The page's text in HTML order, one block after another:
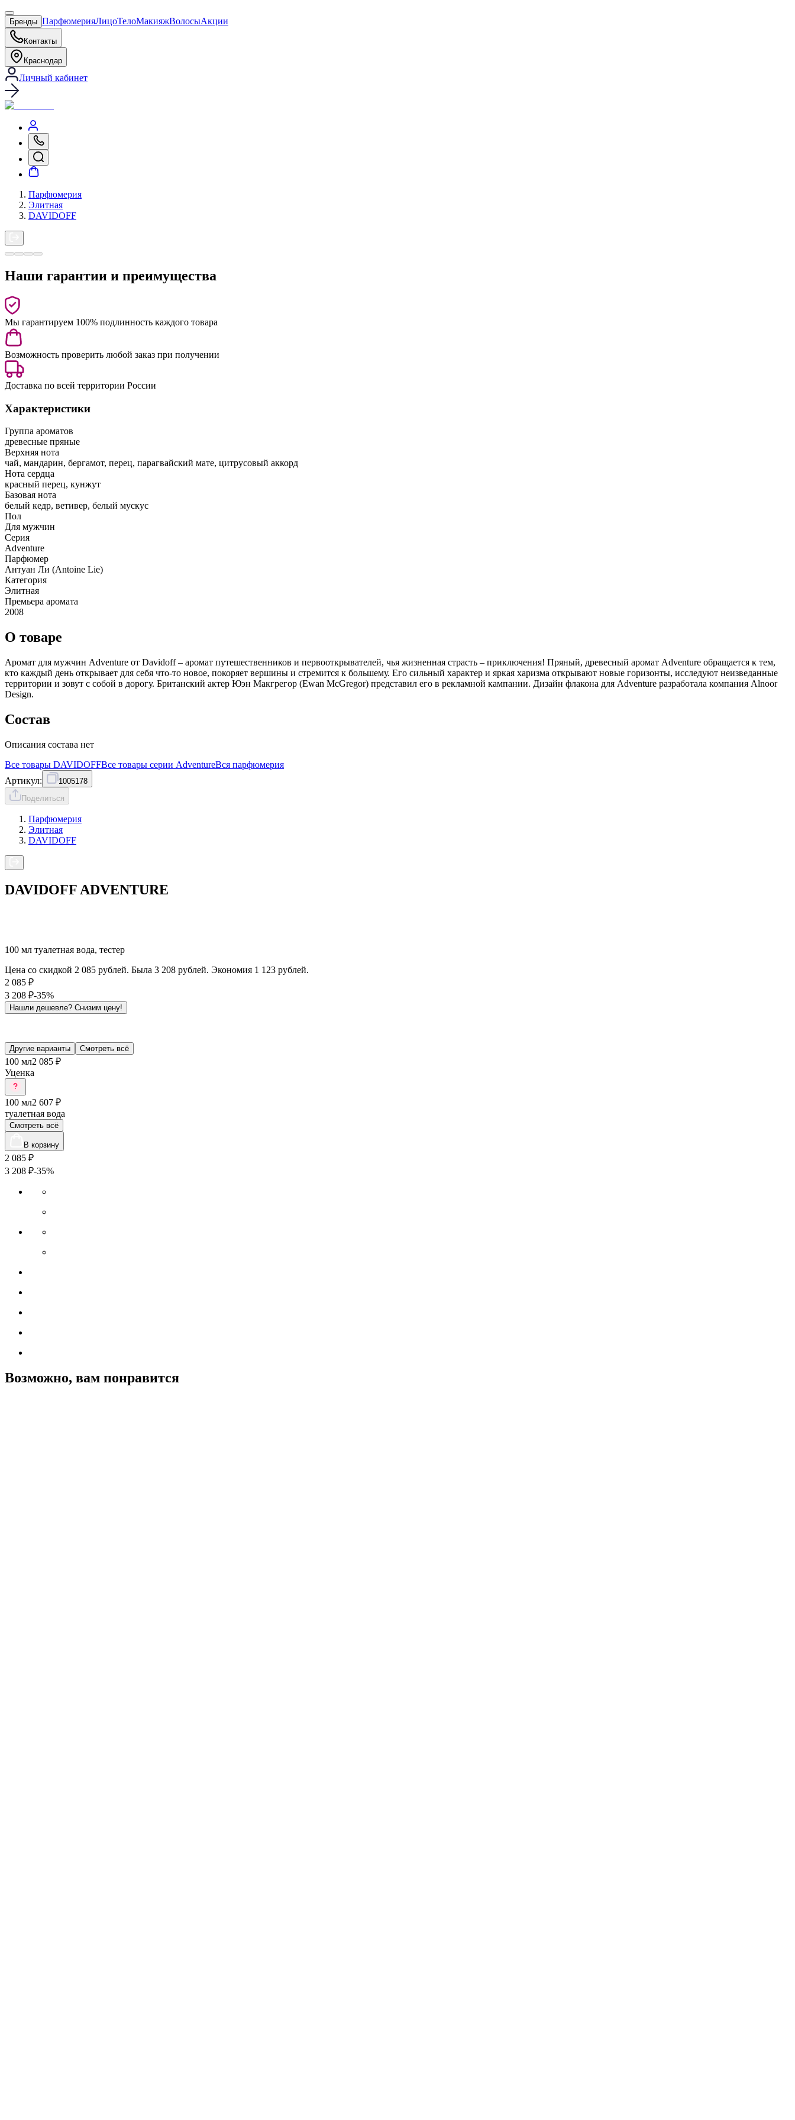
Бренды ПарфюмерияЛицоТелоМакияжВолосыАкции
Контакты
Краснодар
Личный кабинет
Парфюмерия
Элитная
DAVIDOFF
Наши гарантии и преимущества
Мы гарантируем 100% подлинность каждого товара
Возможность проверить любой заказ при получении
Доставка по всей территории России
Характеристики
Группа ароматов
древесные пряные
Верхняя нота
чай, мандарин, бергамот, перец, парагвайский мате, цитрусовый аккорд
Нота сердца
красный перец, кунжут
Базовая нота
белый кедр, ветивер, белый мускус
Пол
Для мужчин
Серия
Adventure
Парфюмер
Антуан Ли (Antoine Lie)
Категория
Элитная
Премьера аромата
2008
О товаре
Аромат для мужчин Adventure от Davidoff – аромат путешественников и первооткрывателей, чья жизненная страсть – приключения! Пряный, древесный аромат Adventure обращается к тем,
кто каждый день открывает для себя что-то новое, покоряет вершины и стремится к большему. Его сильный характер и яркая харизма открывают новые горизонты, исследуют неизведанные
территории и зовут с собой в дорогу. Британский актер Юэн Макгрегор (Ewan McGregor) представил его в рекламной кампании. Дизайн флакона для Adventure разработала компания Alnoor
Design.
Состав
Описания состава нет
Все товары DAVIDOFFВсе товары серии AdventureВся парфюмерия
Артикул:
1005178
Поделиться
Парфюмерия
Элитная
DAVIDOFF
DAVIDOFF ADVENTURE
100 мл туалетная вода, тестер
Цена со скидкой 2 085 рублей. Была 3 208 рублей. Экономия 1 123 рублей.
2 085 ₽
3 208 ₽-35%
Нашли дешевле? Снизим цену!
Другие варианты Смотреть всё
100 мл2 085 ₽
Уценка
100 мл2 607 ₽
туалетная вода
Смотреть всё
В корзину
2 085 ₽
3 208 ₽-35%
Возможно, вам понравится